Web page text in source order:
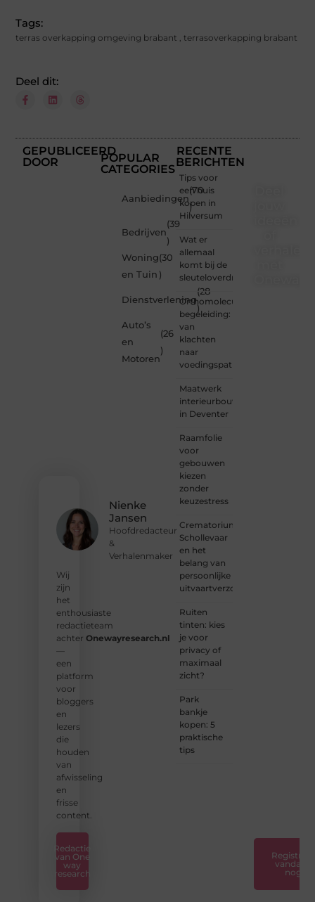
Tags:
terras overkapping omgeving brabant terrasoverkapping brabant
Deel dit:
GEPUBLICEERD
DOOR
Nienke
Jansen
Hoofdredacteur
&
Verhalenmaker
Wij
zijn
het
enthousiaste
redactieteam
achter Onewayresearch.nl
—
een
platform
voor
bloggers
en
lezers
die
houden
van
afwisseling
en
frisse
content.
Redactie
van One
way
research
POPULAR
CATEGORIES
Aanbiedingen
(70
)
Bedrijven
(39
)
Woning
en Tuin
(30
)
Dienstverlening
(28
)
Auto’s
en
Motoren
(26
)
RECENTE
BERICHTEN
Tips voor
een huis
kopen in
Hilversum
Wat er
allemaal
komt bij de
sleuteloverdracht
Orthomoleculaire
begeleiding:
van
klachten
naar
voedingspatroon
Maatwerk
interieurbouw
in Deventer
Raamfolie
voor
gebouwen
kiezen
zonder
keuzestress
Crematorium
Schollevaar
en het
belang van
persoonlijke
uitvaartverzorging
Ruiten
tinten: kies
je voor
privacy of
maximaal
zicht?
Park
bankje
kopen: 5
praktische
tips
Registreer
vandaag
nog